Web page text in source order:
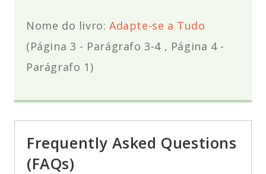
Nome do livro: Adapte-se a Tudo
(Página 3 - Parágrafo 3-4 , Página 4 -
Parágrafo 1)
Frequently Asked Questions
(FAQs)